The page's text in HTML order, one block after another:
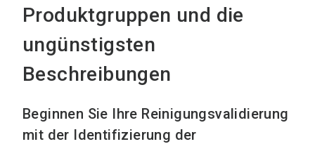
Produktgruppen und die
ungünstigsten
Beschreibungen
Beginnen Sie Ihre Reinigungsvalidierung
mit der Identifizierung der